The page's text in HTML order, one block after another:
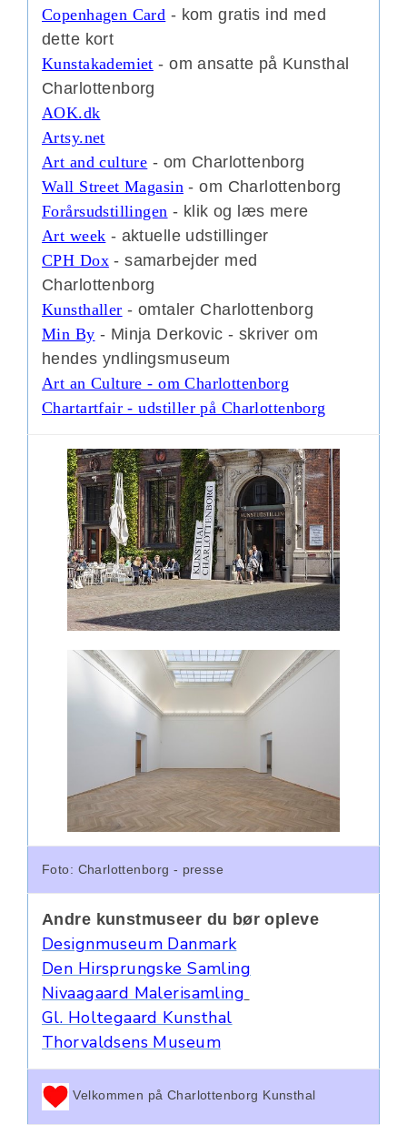
Copenhagen Card - kom gratis ind med
dette kort
Kunstakademiet - om ansatte på Kunsthal
Charlottenborg
AOK.dk
Artsy.net
Art and culture - om Charlottenborg
Wall Street Magasin - om Charlottenborg
Forårsudstillingen - klik og læs mere
Art week - aktuelle udstillinger
CPH Dox- samarbejder med
Charlottenborg
Kunsthaller - omtaler Charlottenborg
Min By - Minja Derkovic - skriver om
hendes yndlingsmuseum
Art an Culture - om Charlottenborg
Chartartfair - udstiller på Charlottenborg
Foto: Charlottenborg - presse
Andre kunstmuseer du bør opleve
Designmuseum Danmark
Den Hirsprungske Samling
Nivaagaard Malerisamling
Gl. Holtegaard Kunsthal
Thorvaldsens Museum
Velkommen på Charlottenborg Kunsthal